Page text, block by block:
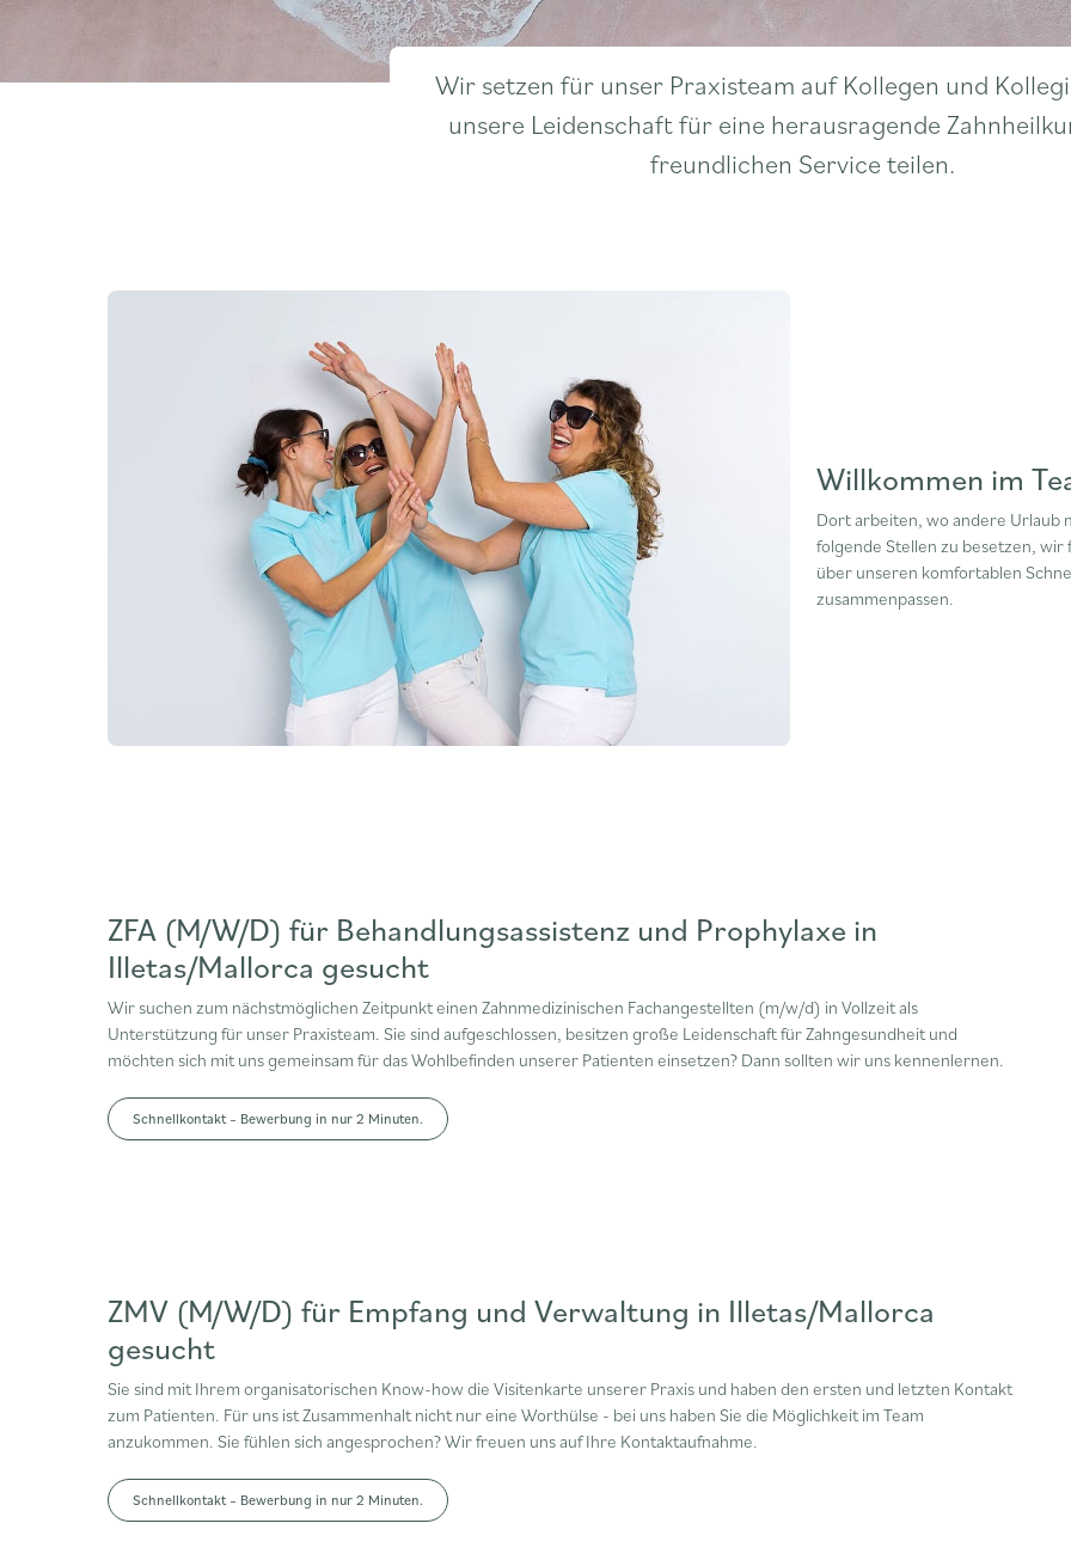
Wir setzen für unser Praxisteam auf Kollegen und
unsere Leidenschaft für eine herausragende
freundlichen Service teilen.
Willkommen im
Dort arbeiten, wo andere Urlaub
folgende Stellen zu besetzen,
über unseren komfortablen
zusammenpassen.
ZFA (M/W/D) für Behandlungsassistenz und Prophylaxe in
Illetas/Mallorca gesucht
Wir suchen zum nächstmöglichen Zeitpunkt einen Zahnmedizinischen Fachangestellten (m/w/d) in Vollzeit als
Unterstützung für unser Praxisteam. Sie sind aufgeschlossen, besitzen große Leidenschaft für Zahngesundheit und
möchten sich mit uns gemeinsam für das Wohlbefinden unserer Patienten einsetzen? Dann sollten wir uns kennenlernen.
Schnellkontakt – Bewerbung in nur 2 Minuten.
ZMV (M/W/D) für Empfang und Verwaltung in Illetas/Mallorca
gesucht
Sie sind mit Ihrem organisatorischen Know-how die Visitenkarte unserer Praxis und haben den ersten und letzten Kontakt
zum Patienten. Für uns ist Zusammenhalt nicht nur eine Worthülse - bei uns haben Sie die Möglichkeit im Team
anzukommen. Sie fühlen sich angesprochen? Wir freuen uns auf Ihre Kontaktaufnahme.
Schnellkontakt – Bewerbung in nur 2 Minuten.